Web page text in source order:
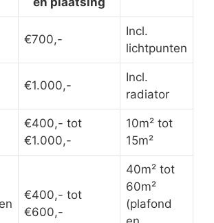
€700,-
Incl.
lichtpunten
€1.000,-
Incl.
radiator
€400,- tot
€1.000,-
10m² tot
15m²
€400,- tot
€600,-
40m² tot
60m²
(plafond